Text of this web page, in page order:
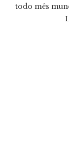
todo mês